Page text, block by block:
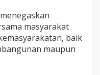
masyarakat
baik
maupun